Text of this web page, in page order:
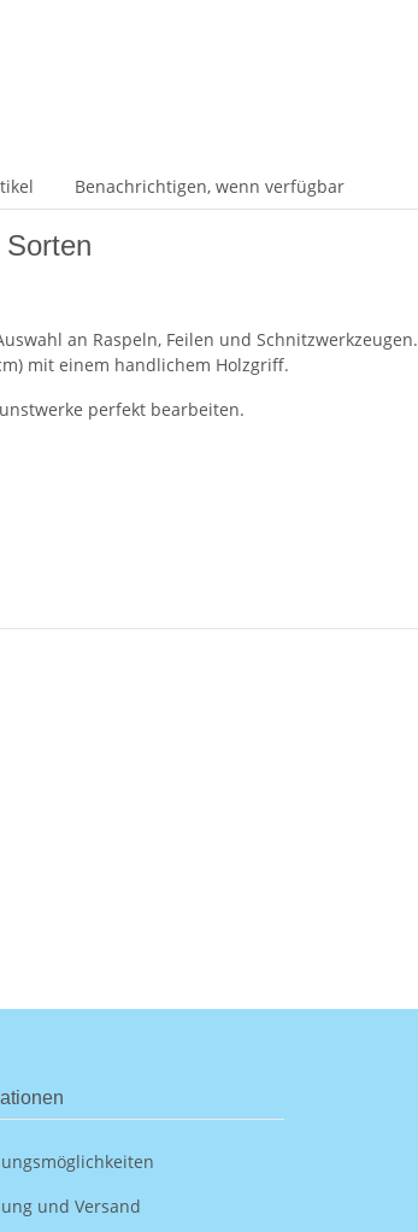
Benachrichtigen, wenn verfügbar
an Raspeln, Feilen und Schnitzwerkzeugen.
mit einem handlichem Holzgriff.
perfekt bearbeiten.
und Versand